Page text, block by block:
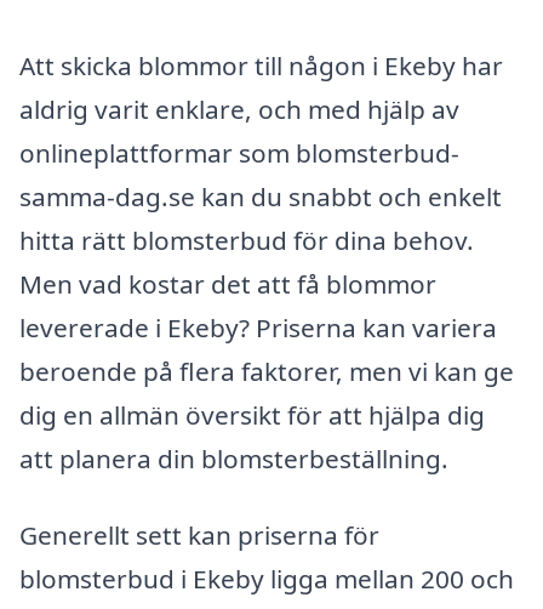
Att skicka blommor till någon i Ekeby har
aldrig varit enklare, och med hjälp av
onlineplattformar som blomsterbud-
samma-dag.se kan du snabbt och enkelt
hitta rätt blomsterbud för dina behov.
Men vad kostar det att få blommor
levererade i Ekeby? Priserna kan variera
beroende på flera faktorer, men vi kan ge
dig en allmän översikt för att hjälpa dig
att planera din blomsterbeställning.
Generellt sett kan priserna för
blomsterbud i Ekeby ligga mellan 200 och